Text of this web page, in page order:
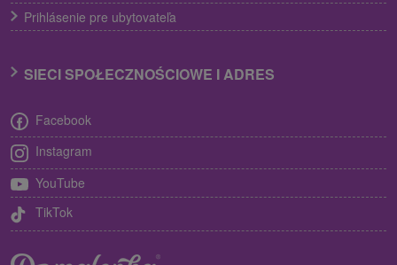
Prihlásenie pre ubytovateľa
SIECI SPOŁECZNOŚCIOWE I ADRES
Facebook
Instagram
YouTube
TikTok